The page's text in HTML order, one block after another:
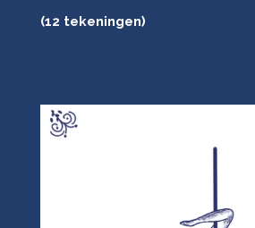
(12 tekeningen)